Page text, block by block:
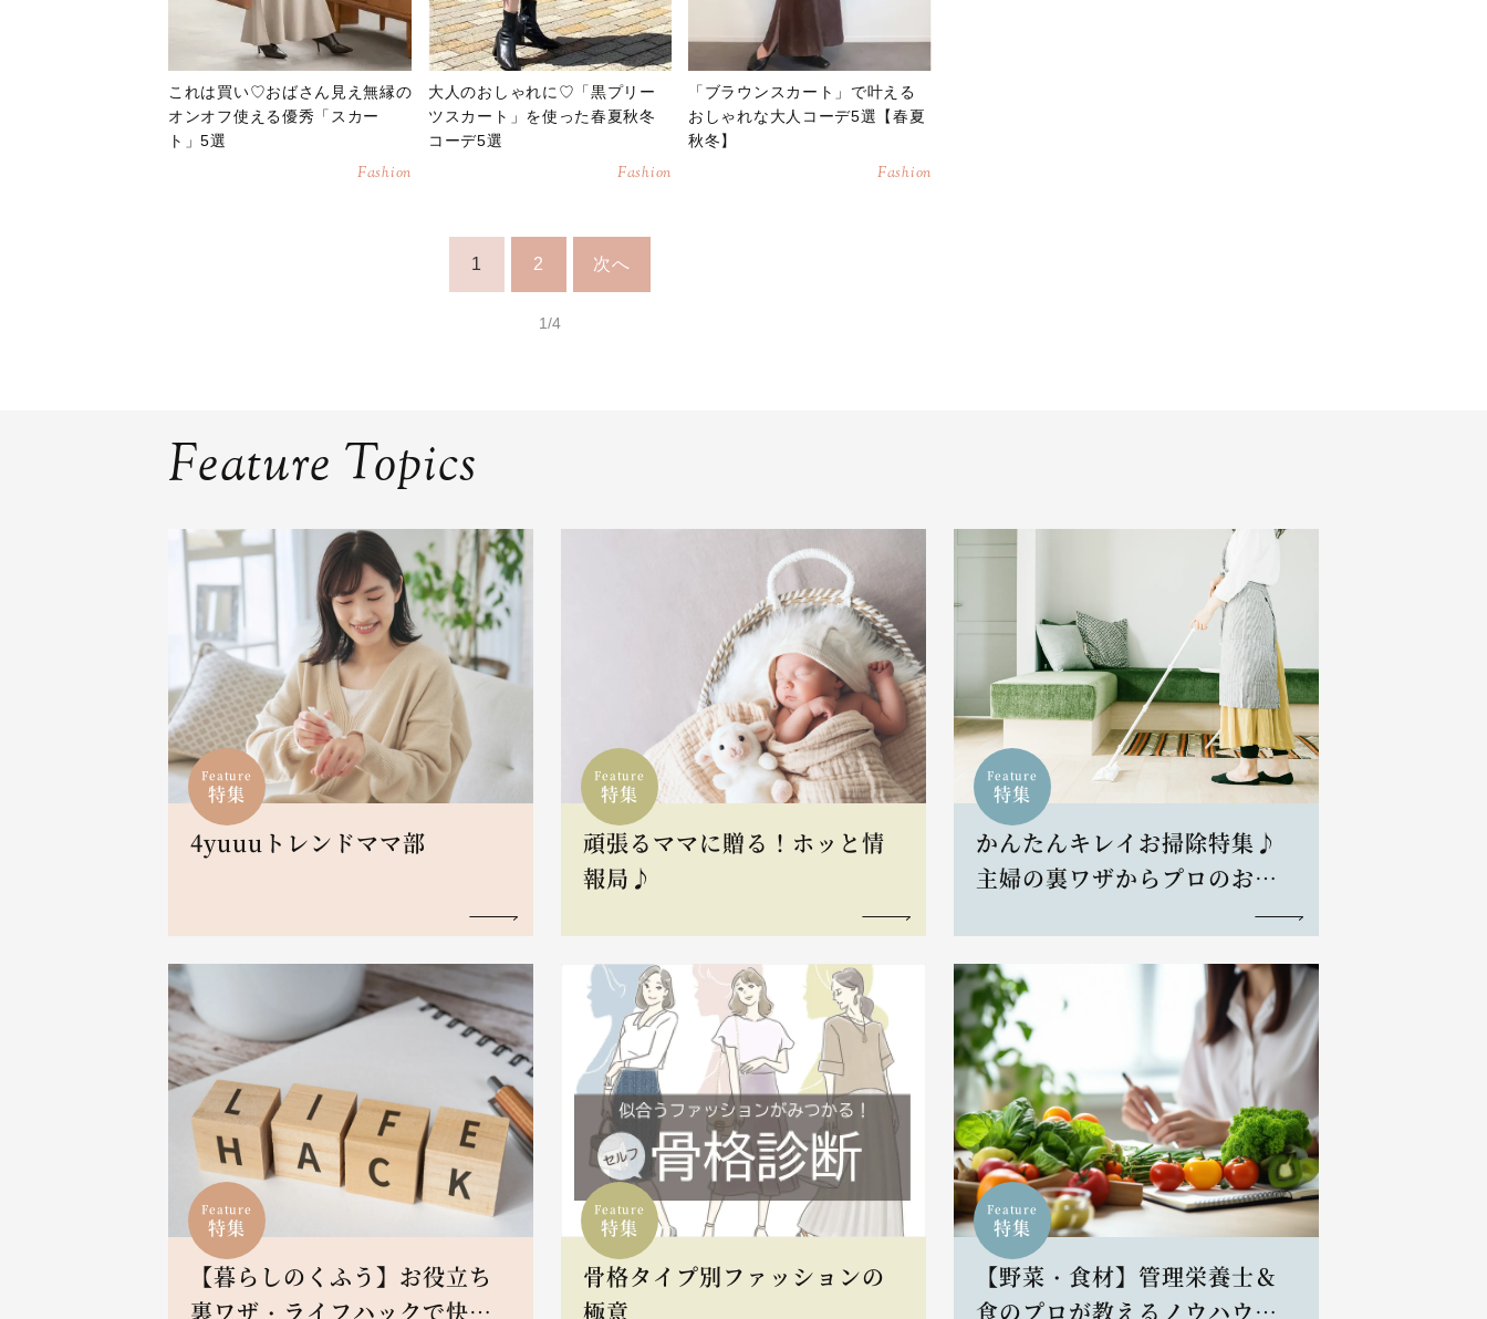
これは買い♡おばさん見え無縁の
オンオフ使える優秀「スカー
ト」5選
Fashion
大人のおしゃれに♡「黒プリー
ツスカート」を使った春夏秋冬
コーデ5選
Fashion
「ブラウンスカート」で叶える
おしゃれな大人コーデ5選【春夏
秋冬】
Fashion
1 2 次へ
1/4
Feature Topics
Feature
特集
4yuuuトレンドママ部
Feature
特集
頑張るママに贈る！ホッと情
報局♪
Feature
特集
かんたんキレイお掃除特集♪
主婦の裏ワザからプロのお掃
Feature
特集
【暮らしのくふう】お役立ち
裏ワザ・ライフハックで快適L
Feature
特集
骨格タイプ別ファッションの
極意
Feature
特集
【野菜・食材】管理栄養士＆
食のプロが教えるノウハウと